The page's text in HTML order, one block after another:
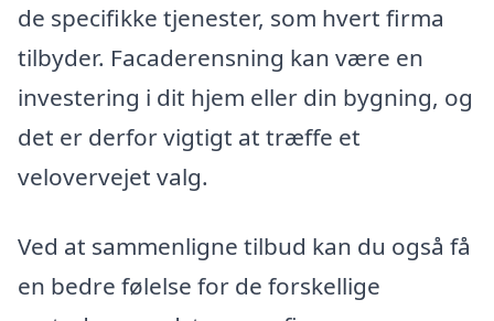
de specifikke tjenester, som hvert firma
tilbyder. Facaderensning kan være en
investering i dit hjem eller din bygning, og
det er derfor vigtigt at træffe et
velovervejet valg.
Ved at sammenligne tilbud kan du også få
en bedre følelse for de forskellige